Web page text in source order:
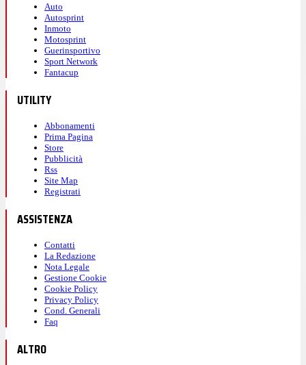
Auto
Autosprint
Inmoto
Motosprint
Guerinsportivo
Sport Network
Fantacup
UTILITY
Abbonamenti
Prima Pagina
Store
Pubblicità
Rss
Site Map
Registrati
ASSISTENZA
Contatti
La Redazione
Nota Legale
Gestione Cookie
Cookie Policy
Privacy Policy
Cond. Generali
Faq
ALTRO